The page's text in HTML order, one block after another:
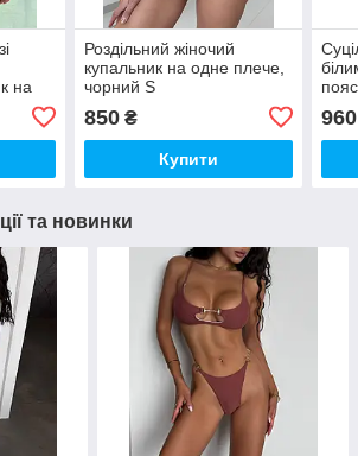
на
Роздільний жіночий
купальник на одне плече,
чорний S
850₴
Купити
960
та новинки